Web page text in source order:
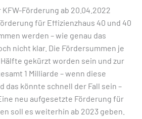
Förderung ab 20.04.2022
für Effizienzhaus 40 und 40
werden – wie genau das
nicht klar. Die Fördersummen je
gekürzt worden sein und zur
1 Milliarde – wenn diese
das könnte schnell der Fall sein –
neu aufgesetzte Förderung für
soll es weiterhin ab 2023 geben.